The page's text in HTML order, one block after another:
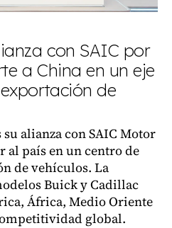
con SAIC por
a China en un eje
de
alianza con SAIC Motor
al país en un centro de
de vehículos. La
Buick y Cadillac
África, Medio Oriente
global.